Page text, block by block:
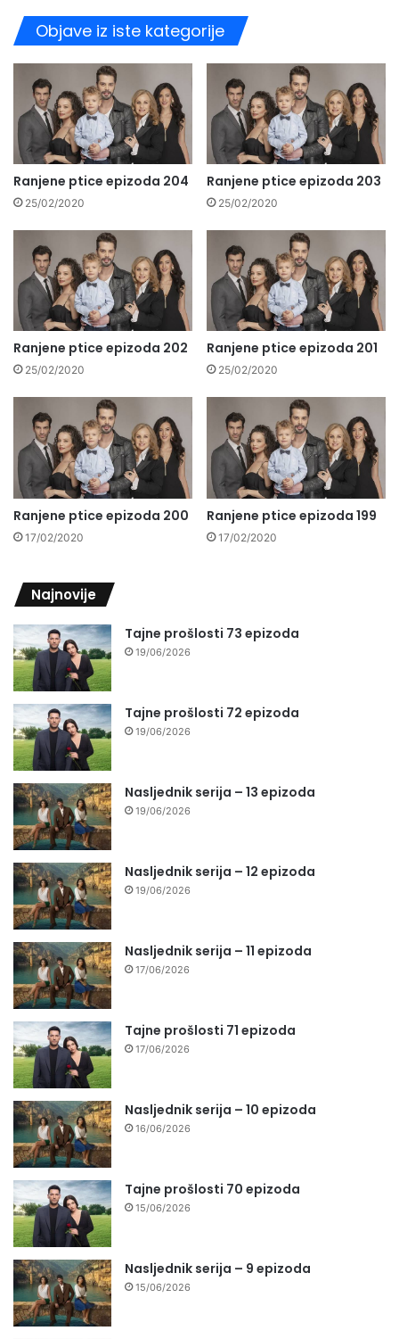
Objave iz iste kategorije
Ranjene ptice epizoda 204
25/02/2020
Ranjene ptice epizoda 203
25/02/2020
Ranjene ptice epizoda 202
25/02/2020
Ranjene ptice epizoda 201
25/02/2020
Ranjene ptice epizoda 200
17/02/2020
Ranjene ptice epizoda 199
17/02/2020
Najnovije
Tajne prošlosti 73 epizoda
19/06/2026
Tajne prošlosti 72 epizoda
19/06/2026
Nasljednik serija – 13 epizoda
19/06/2026
Nasljednik serija – 12 epizoda
19/06/2026
Nasljednik serija – 11 epizoda
17/06/2026
Tajne prošlosti 71 epizoda
17/06/2026
Nasljednik serija – 10 epizoda
16/06/2026
Tajne prošlosti 70 epizoda
15/06/2026
Nasljednik serija – 9 epizoda
15/06/2026